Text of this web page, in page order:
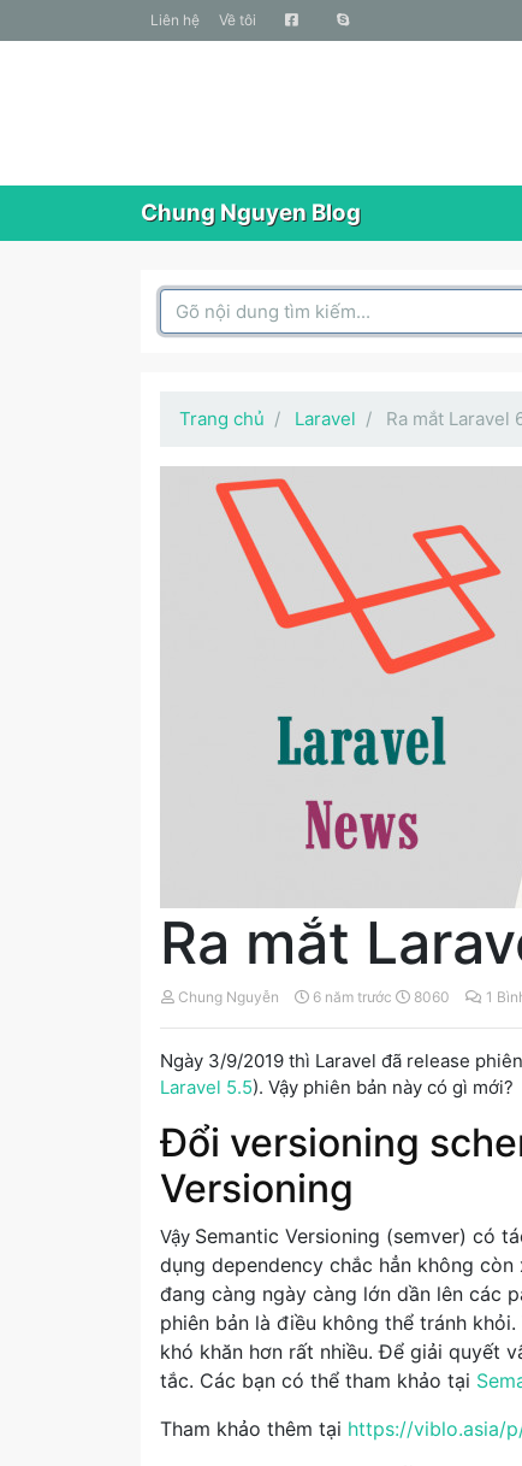
liên hệ Về tôi
Chung Nguyen Blog
Search Box
Trang chủ Laravel Ra mắt Laravel
Ra mắt
Chung Nguyễn 6 năm trước 8060 1
Ngày 3/9/2019 thì Laravel đã release
Laravel 5.5). Vậy phiên bản này có gì mới?
Đổi versioning
Versioning
Vậy Semantic Versioning (semver) có
dụng dependency chắc hẳn không còn
đang càng ngày càng lớn dần lên các
phiên bản là điều không thể tránh
khó khăn hơn rất nhiều. Để giải quyết
tắc. Các bạn có thể tham khảo tại
Tham khảo thêm tại https://viblo.asia/